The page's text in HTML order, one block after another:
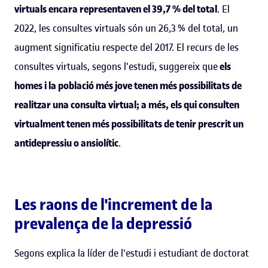
virtuals encara representaven el 39,7 % del total. El
2022, les consultes virtuals són un 26,3 % del total, un
augment significatiu respecte del 2017. El recurs de les
consultes virtuals, segons l'estudi, suggereix queels
homes i la població més jove tenen més possibilitats de
realitzar una consulta virtual; a més, els qui consulten
virtualment tenen més possibilitats de tenir prescrit un
antidepressiu o ansiolític.
Les raons de l'increment de la
prevalença de la depressió
Segons explica la líder de l'estudi i estudiant de doctorat